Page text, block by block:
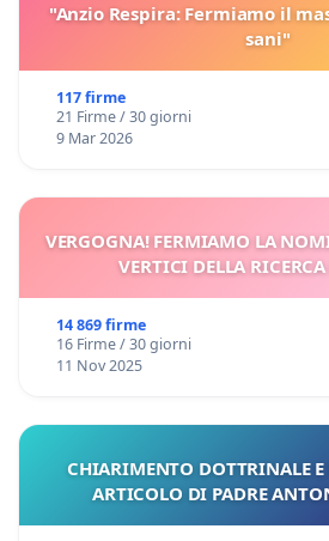
"Anzio Respira: Fermiamo il
sani"
117 firme
21 Firme / 30 giorni
9 Mar 2026
VERGOGNA! FERMIAMO LA
VERTICI DELLA
14 869 firme
16 Firme / 30 giorni
11 Nov 2025
CHIARIMENTO DOTTRINALE E
ARTICOLO DI PADRE